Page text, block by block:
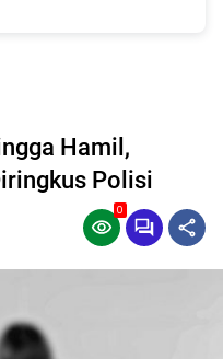
Hamil,
Polisi
0